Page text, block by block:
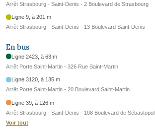
Arrêt Strasbourg - Saint-Denis - 2 Boulevard de Strasbourg
Ligne 9, à 201 m
Arrêt Strasbourg - Saint-Denis - 13 Boulevard Saint-Denis
En bus
Ligne 2423, à 63 m
Arrêt Porte Saint-Martin - 326 Rue Saint-Martin
Ligne 3120, à 135 m
Arrêt Porte Saint-Martin - 20 Boulevard Saint-Martin
Ligne 39, à 126 m
Arrêt Strasbourg - Saint-Denis - 108 Boulevard de Sébastopol
Voir tout